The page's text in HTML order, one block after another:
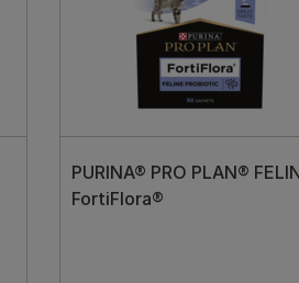
PURINA® PRO PLAN®
FortiFlora®